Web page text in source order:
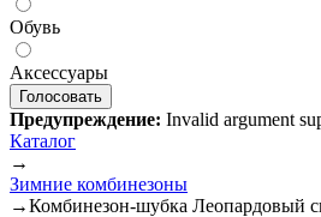
Обувь
Аксессуары
Предупреждение: Invalid argument
Каталог
→
Зимние комбинезоны
→Комбинезон-шубка Леопардовый